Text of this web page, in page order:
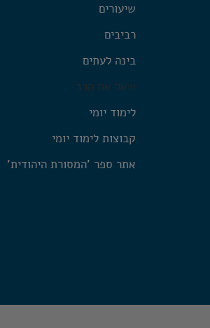
שיעורים
רביבים
בינה לעתים
שאל את הרב
לימוד יומי
קבוצות לימוד יומי
אתר ספר 'המסורת היהודית'